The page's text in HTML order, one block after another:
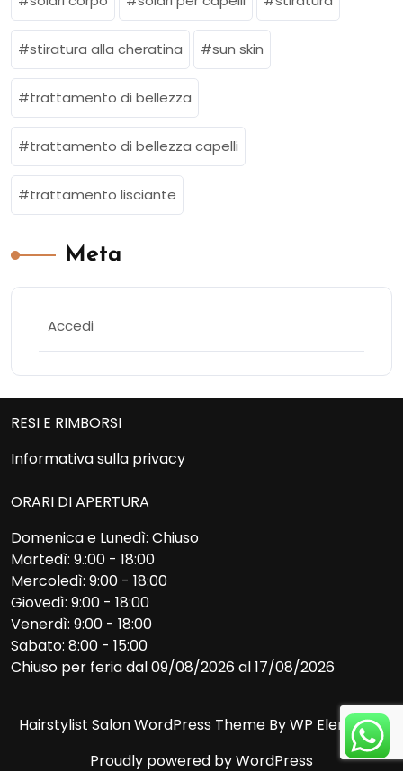
stiratura alla cheratina sun skin
trattamento di bellezza
trattamento di bellezza capelli
trattamento lisciante
Meta
Accedi
RESI E RIMBORSI
Informativa sulla privacy
ORARI DI APERTURA
Domenica e Lunedì: Chiuso
Martedì: 9.:00 - 18:00
Mercoledì: 9:00 - 18:00
Giovedì: 9:00 - 18:00
Venerdì: 9:00 - 18:00
Sabato: 8:00 - 15:00
Chiuso per feria dal 09/08/2026 al 17/08/2026
Hairstylist Salon WordPress Theme By WP Elemento
Proudly powered by WordPress